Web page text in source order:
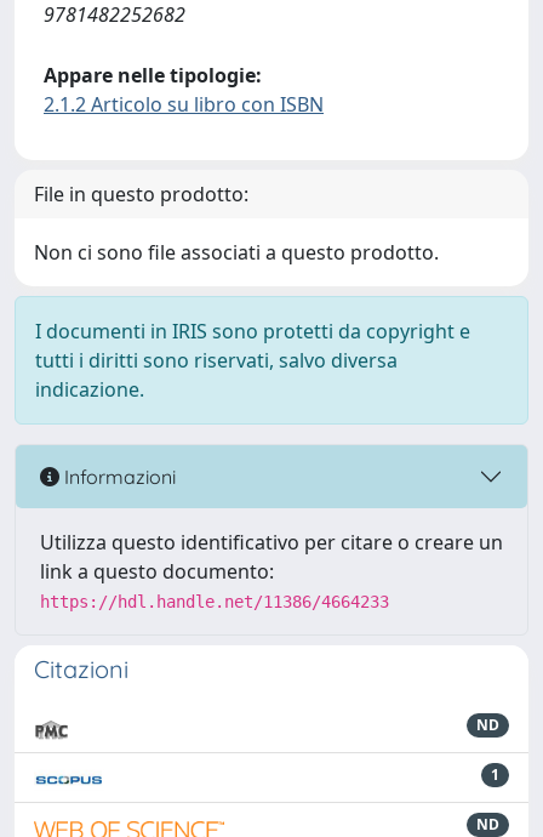
9781482252682
Appare nelle tipologie:
2.1.2 Articolo su libro con ISBN
File in questo prodotto:
Non ci sono file associati a questo prodotto.
I documenti in IRIS sono protetti da copyright e
tutti i diritti sono riservati, salvo diversa
indicazione.
Informazioni
Utilizza questo identificativo per citare o creare un
link a questo documento:
https://hdl.handle.net/11386/4664233
Citazioni
ND
1
ND